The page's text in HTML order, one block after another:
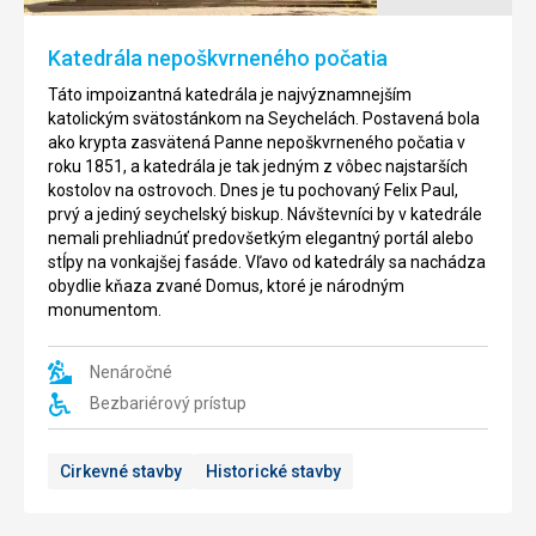
Katedrála nepoškvrneného počatia
Táto impoizantná katedrála je najvýznamnejším
katolickým svätostánkom na Seychelách. Postavená bola
ako krypta zasvätená Panne nepoškvrneného počatia v
roku 1851, a katedrála je tak jedným z vôbec najstarších
kostolov na ostrovoch. Dnes je tu pochovaný Felix Paul,
prvý a jediný seychelský biskup. Návštevníci by v katedrále
nemali prehliadnúť predovšetkým elegantný portál alebo
stĺpy na vonkajšej fasáde. Vľavo od katedrály sa nachádza
obydlie kňaza zvané Domus, ktoré je národným
monumentom.
Nenáročné
Bezbariérový prístup
Cirkevné stavby Historické stavby
juhu
Mahé
ponúka
takmer
kilometer
pás
jemného
bieleho
piesku,
vysoké
vlny.
mori
Soleil
rozprestiera
juhozápadnom
pobreží
Mahé.
Táto
neskutočne
krásne
zátoka
obľúbená
medzi
milovníkmi
plávania
Pobrežie